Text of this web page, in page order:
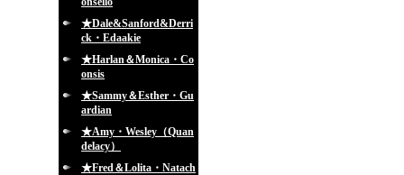
★Dale&Sanford&Derri
ck・Edaakie
★Harlan＆Monica・Co
onsis
★Sammy＆Esther・Gu
ardian
★Amy・Wesley（Quan
delacy）
★Fred＆Lolita・Natach